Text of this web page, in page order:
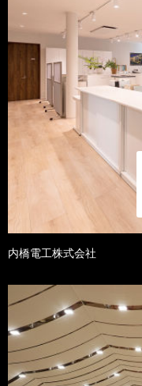
内橋電工株式会社